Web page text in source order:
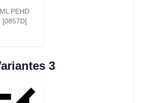
PEHD
[0857D]
3